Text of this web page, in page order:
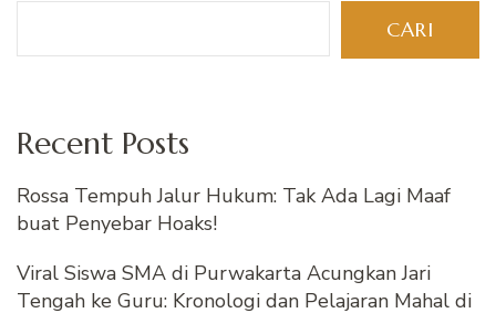
CARI
Recent Posts
Rossa Tempuh Jalur Hukum: Tak Ada Lagi Maaf
buat Penyebar Hoaks!
Viral Siswa SMA di Purwakarta Acungkan Jari
Tengah ke Guru: Kronologi dan Pelajaran Mahal di